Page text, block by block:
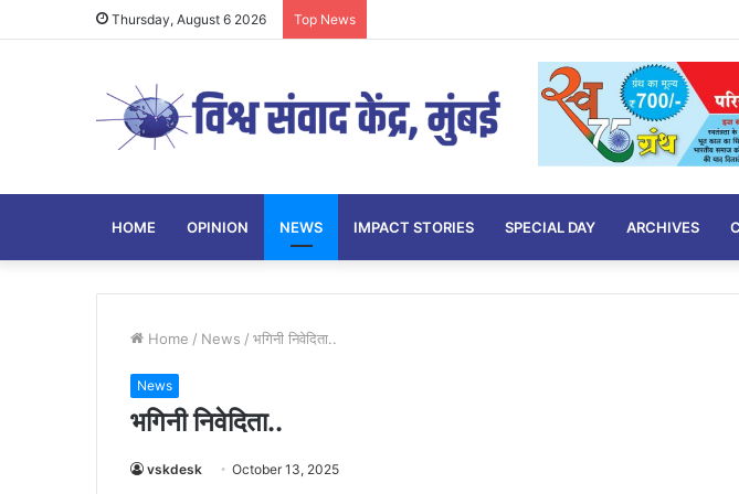
Thursday, August 6 2026 Top News
HOME OPINION NEWS IMPACT STORIES SPECIAL DAY ARCHIVES
Home / News / भगिनी निवेदिता..
News
भगिनी निवेदिता..
vskdesk October 13, 2025